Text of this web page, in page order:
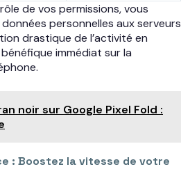
de vos permissions, vous
personnelles aux serveurs
drastique de l’activité en
immédiat sur la
noir sur Google Pixel Fold :
: Boostez la vitesse de votre